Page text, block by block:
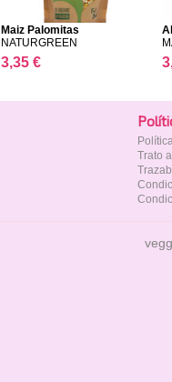
Maiz Palomitas
NATURGREEN
3,35 €
Trato